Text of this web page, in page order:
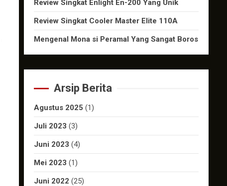
Review Singkat Enlight En-200 Yang Unik
Review Singkat Cooler Master Elite 110A
Mengenal Mona si Peramal Yang Sangat Boros
Arsip Berita
Agustus 2025 (1)
Juli 2023 (3)
Juni 2023 (4)
Mei 2023 (1)
Juni 2022 (25)